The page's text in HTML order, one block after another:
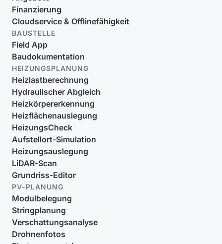
Finanzierung
Cloudservice & Offlinefähigkeit
BAUSTELLE
Field App
Baudokumentation
HEIZUNGSPLANUNG
Heizlastberechnung
Hydraulischer Abgleich
Heizkörpererkennung
Heizflächenauslegung
HeizungsCheck
Aufstellort-Simulation
Heizungsauslegung
LiDAR-Scan
Grundriss-Editor
PV-PLANUNG
Modulbelegung
Stringplanung
Verschattungsanalyse
Drohnenfotos